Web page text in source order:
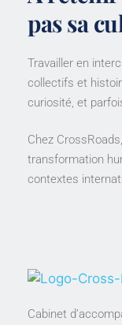
pas sa
Travailler en
collectifs et
curiosité, et
Chez
transformation
contextes
Cabinet